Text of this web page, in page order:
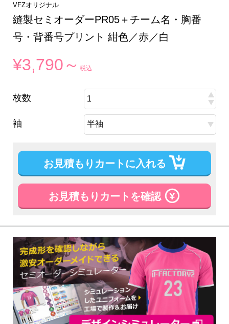
VFZオリジナル
縫製セミオーダーPR05＋チーム名・胸番
号・背番号プリント 紺色／赤／白
¥3,790～税込
枚数
袖
お見積もりカートに入れる
お見積もりカートを確認